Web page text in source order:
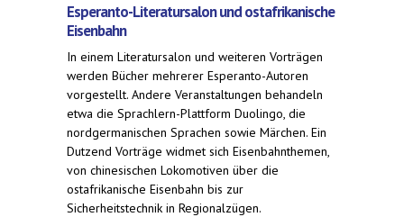
Esperanto-Literatursalon und ostafrikanische
Eisenbahn
In einem Literatursalon und weiteren Vorträgen
werden Bücher mehrerer Esperanto-Autoren
vorgestellt. Andere Veranstaltungen behandeln
etwa die Sprachlern-Plattform Duolingo, die
nordgermanischen Sprachen sowie Märchen. Ein
Dutzend Vorträge widmet sich Eisenbahnthemen,
von chinesischen Lokomotiven über die
ostafrikanische Eisenbahn bis zur
Sicherheitstechnik in Regionalzügen.